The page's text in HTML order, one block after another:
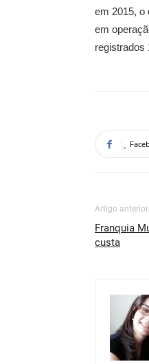
em 2015, o
em
registrados
Artigo anterior
Franquia
custa